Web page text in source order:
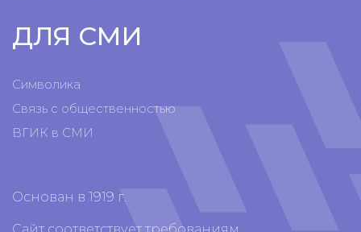
ДЛЯ СМИ
Символика
Связь с общественностью
ВГИК в СМИ
Основан в 1919 г.
Сайт соответствует требованиям